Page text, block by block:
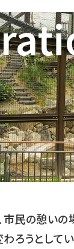
市民の憩いの
ろうとしてい